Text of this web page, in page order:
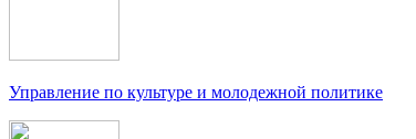
Управление по культуре и молодежной политике